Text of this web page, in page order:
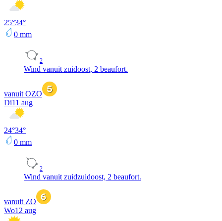
25°34°
0 mm
2
Wind vanuit zuidoost, 2 beaufort.
vanuit OZO
Di11 aug
24°34°
0 mm
2
Wind vanuit zuidzuidoost, 2 beaufort.
vanuit ZO
Wo12 aug